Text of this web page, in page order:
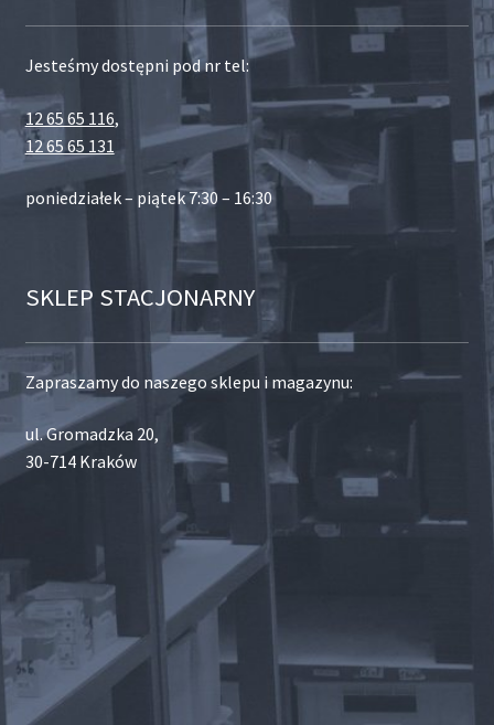
Jesteśmy dostępni pod nr tel:
12 65 65 116,
12 65 65 131
poniedziałek – piątek 7:30 – 16:30
SKLEP STACJONARNY
Zapraszamy do naszego sklepu i magazynu:
ul. Gromadzka 20,
30-714 Kraków